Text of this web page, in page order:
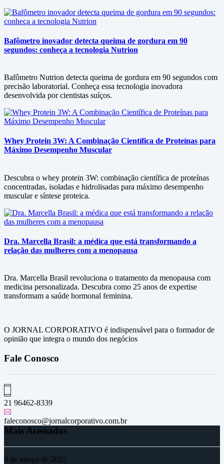
Bafômetro inovador detecta queima de gordura em 90
segundos: conheça a tecnologia Nutrion
Bafômetro Nutrion detecta queima de gordura em 90 segundos com
precisão laboratorial. Conheça essa tecnologia inovadora
desenvolvida por cientistas suíços.
Whey Protein 3W: A Combinação Científica de Proteínas para
Máximo Desempenho Muscular
Descubra o whey protein 3W: combinação científica de proteínas
concentradas, isoladas e hidrolisadas para máximo desempenho
muscular e síntese proteica.
Dra. Marcella Brasil: a médica que está transformando a
relação das mulheres com a menopausa
Dra. Marcella Brasil revoluciona o tratamento da menopausa com
medicina personalizada. Descubra como 25 anos de expertise
transformam a saúde hormonal feminina.
O JORNAL CORPORATIVO é indispensável para o formador de
opinião que integra o mundo dos negócios
Fale Conosco
21 96462-8339
faleconosco@jornalcorporativo.com.br
Mais Acessados
9 de março de 2022